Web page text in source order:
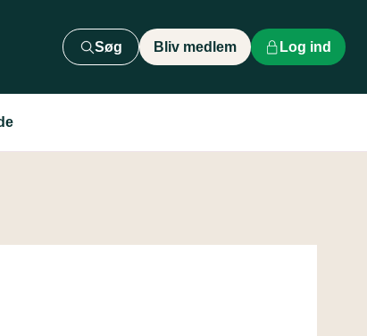
Søg Bliv medlem Log ind